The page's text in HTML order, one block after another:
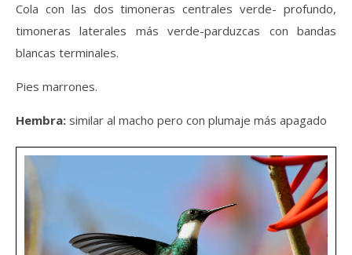
Cola con las dos timoneras centrales verde- profundo,
timoneras laterales más verde-parduzcas con bandas
blancas terminales.
Pies marrones.
Hembra: similar al macho pero con plumaje más apagado